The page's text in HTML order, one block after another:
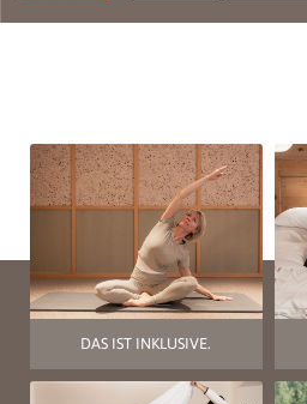
DAS IST INKLUSIVE.